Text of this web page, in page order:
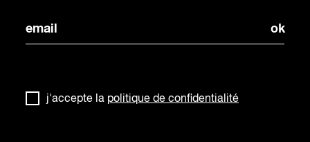
j'accepte la politique de confidentialité